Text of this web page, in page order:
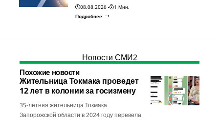
08.08.2026
1 Мин.
Подробнее
Новости СМИ2
Похожие новости
Жительница Токмака проведет
12 лет в колонии за госизмену
35-летняя жительница Токмака
Запорожской области в 2024 году перевела